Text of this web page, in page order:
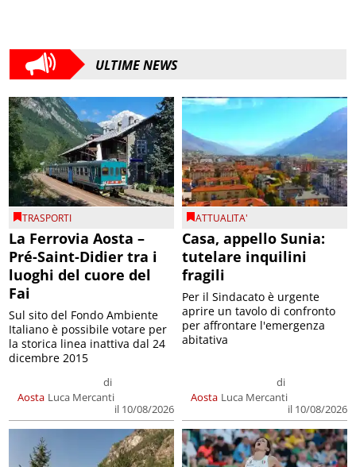
ULTIME NEWS
TRASPORTI
La Ferrovia Aosta –
Pré-Saint-Didier tra i
luoghi del cuore del
Fai
Aosta
di
Luca Mercanti
il 10/08/2026
Sul sito del Fondo Ambiente
Italiano è possibile votare per
la storica linea inattiva dal 24
dicembre 2015
ATTUALITA'
Casa, appello Sunia:
tutelare inquilini
fragili
Aosta
di
Luca Mercanti
il 10/08/2026
Per il Sindacato è urgente
aprire un tavolo di confronto
per affrontare l'emergenza
abitativa